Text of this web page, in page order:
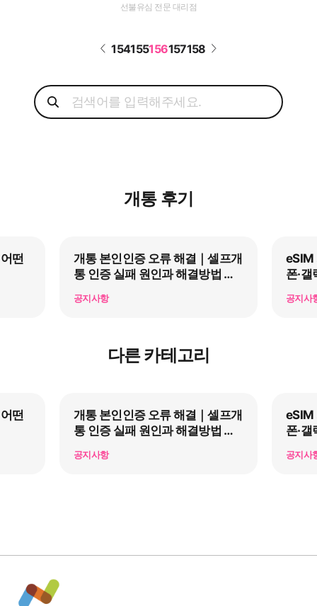
선불유심 전문 대리점
154155156157158
개통 후기
떤
개통 본인인증 오류 해결｜셀프개
통 인증 실패 원인과 해결방법 총
공지사항
eSIM
폰·
공지사
다른 카테고리
떤
개통 본인인증 오류 해결｜셀프개
통 인증 실패 원인과 해결방법 총
공지사항
eSIM
폰·
공지사